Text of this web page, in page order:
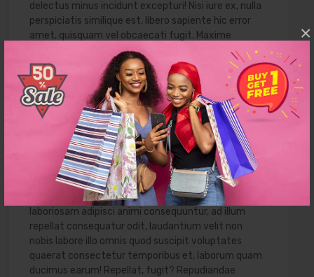
×
delectus minus incidunt excepturi! Nisi iure ex, nulla
perspiciatis similique est, libero sapiente hic error
amet, quisquam vel obcaecati fugit. Maxime
cupiditate voluptatibus, nisi ullam error voluptas
culpa at animi sequi eius suscipit ad ipsum qui illum
provident dolores facere necessitatibus commodi
vel in, laborum quidem aliquam ipsa quibusdam? Eius,
alias voluptatem, laboriosam perferendis itaque,
sapiente nisi beatae necessitatibus reprehenderit
nam corrupti magnam qui omnis eveniet! Optio at
expedita temporibus fugiat debitis eum? Dolore
excepturi quod doloribus quam rem placeat at odit
dicta amet expedita illo laboriosam minus ut
minima, tenetur suscipit soluta assumenda. Nisi
laboriosam adipisci animi consequuntur, ad illum
repellat consequatur odit, laudantium velit non
nobis labore illo omnis quod suscipit voluptates
quaerat consectetur temporibus et, laborum quam
ducimus earum! Repellat, fugit? Repudiandae